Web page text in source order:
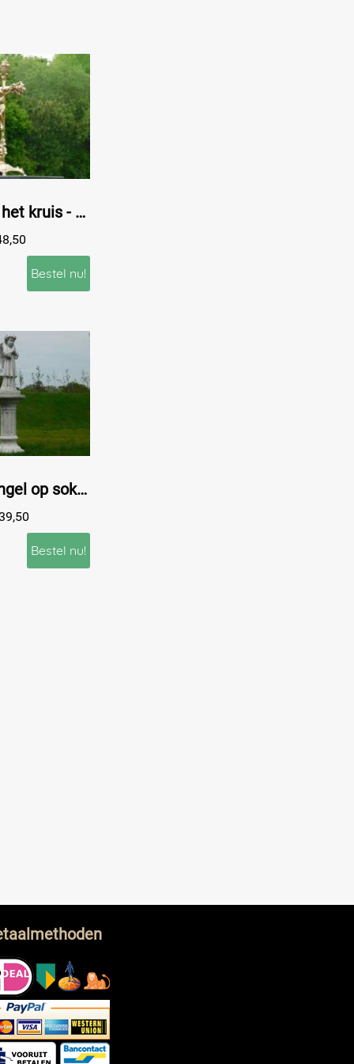
Jezus aan het kruis - Messing INRI op voet.
Bestel nu!
Staande engel op sokkel - vol steen
Bestel nu!